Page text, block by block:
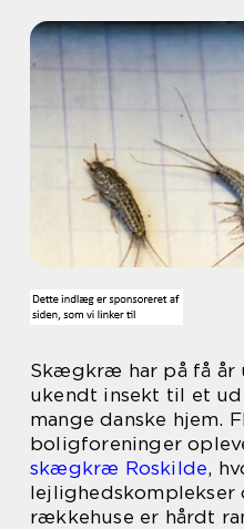
Skægkræ har på få år
ukendt insekt til et
mange danske hjem.
boligforeninger
skægkræ Roskilde,
rækkehuse er hårdt